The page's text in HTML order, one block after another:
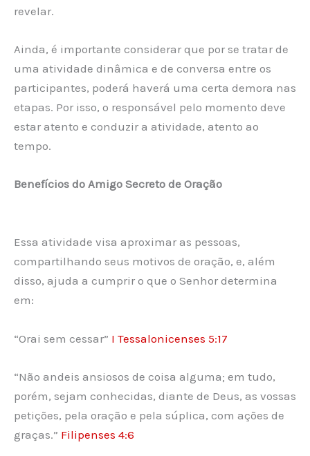
revelar.
Ainda, é importante considerar que por se tratar de
uma atividade dinâmica e de conversa entre os
participantes, poderá haverá uma certa demora nas
etapas. Por isso, o responsável pelo momento deve
estar atento e conduzir a atividade, atento ao
tempo.
Benefícios do Amigo Secreto de Oração
Essa atividade visa aproximar as pessoas,
compartilhando seus motivos de oração, e, além
disso, ajuda a cumprir o que o Senhor determina
em:
“Orai sem cessar” I Tessalonicenses 5:17
“Não andeis ansiosos de coisa alguma; em tudo,
porém, sejam conhecidas, diante de Deus, as vossas
petições, pela oração e pela súplica, com ações de
graças.” Filipenses 4:6